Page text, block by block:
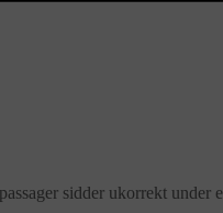
sidder ukorrekt